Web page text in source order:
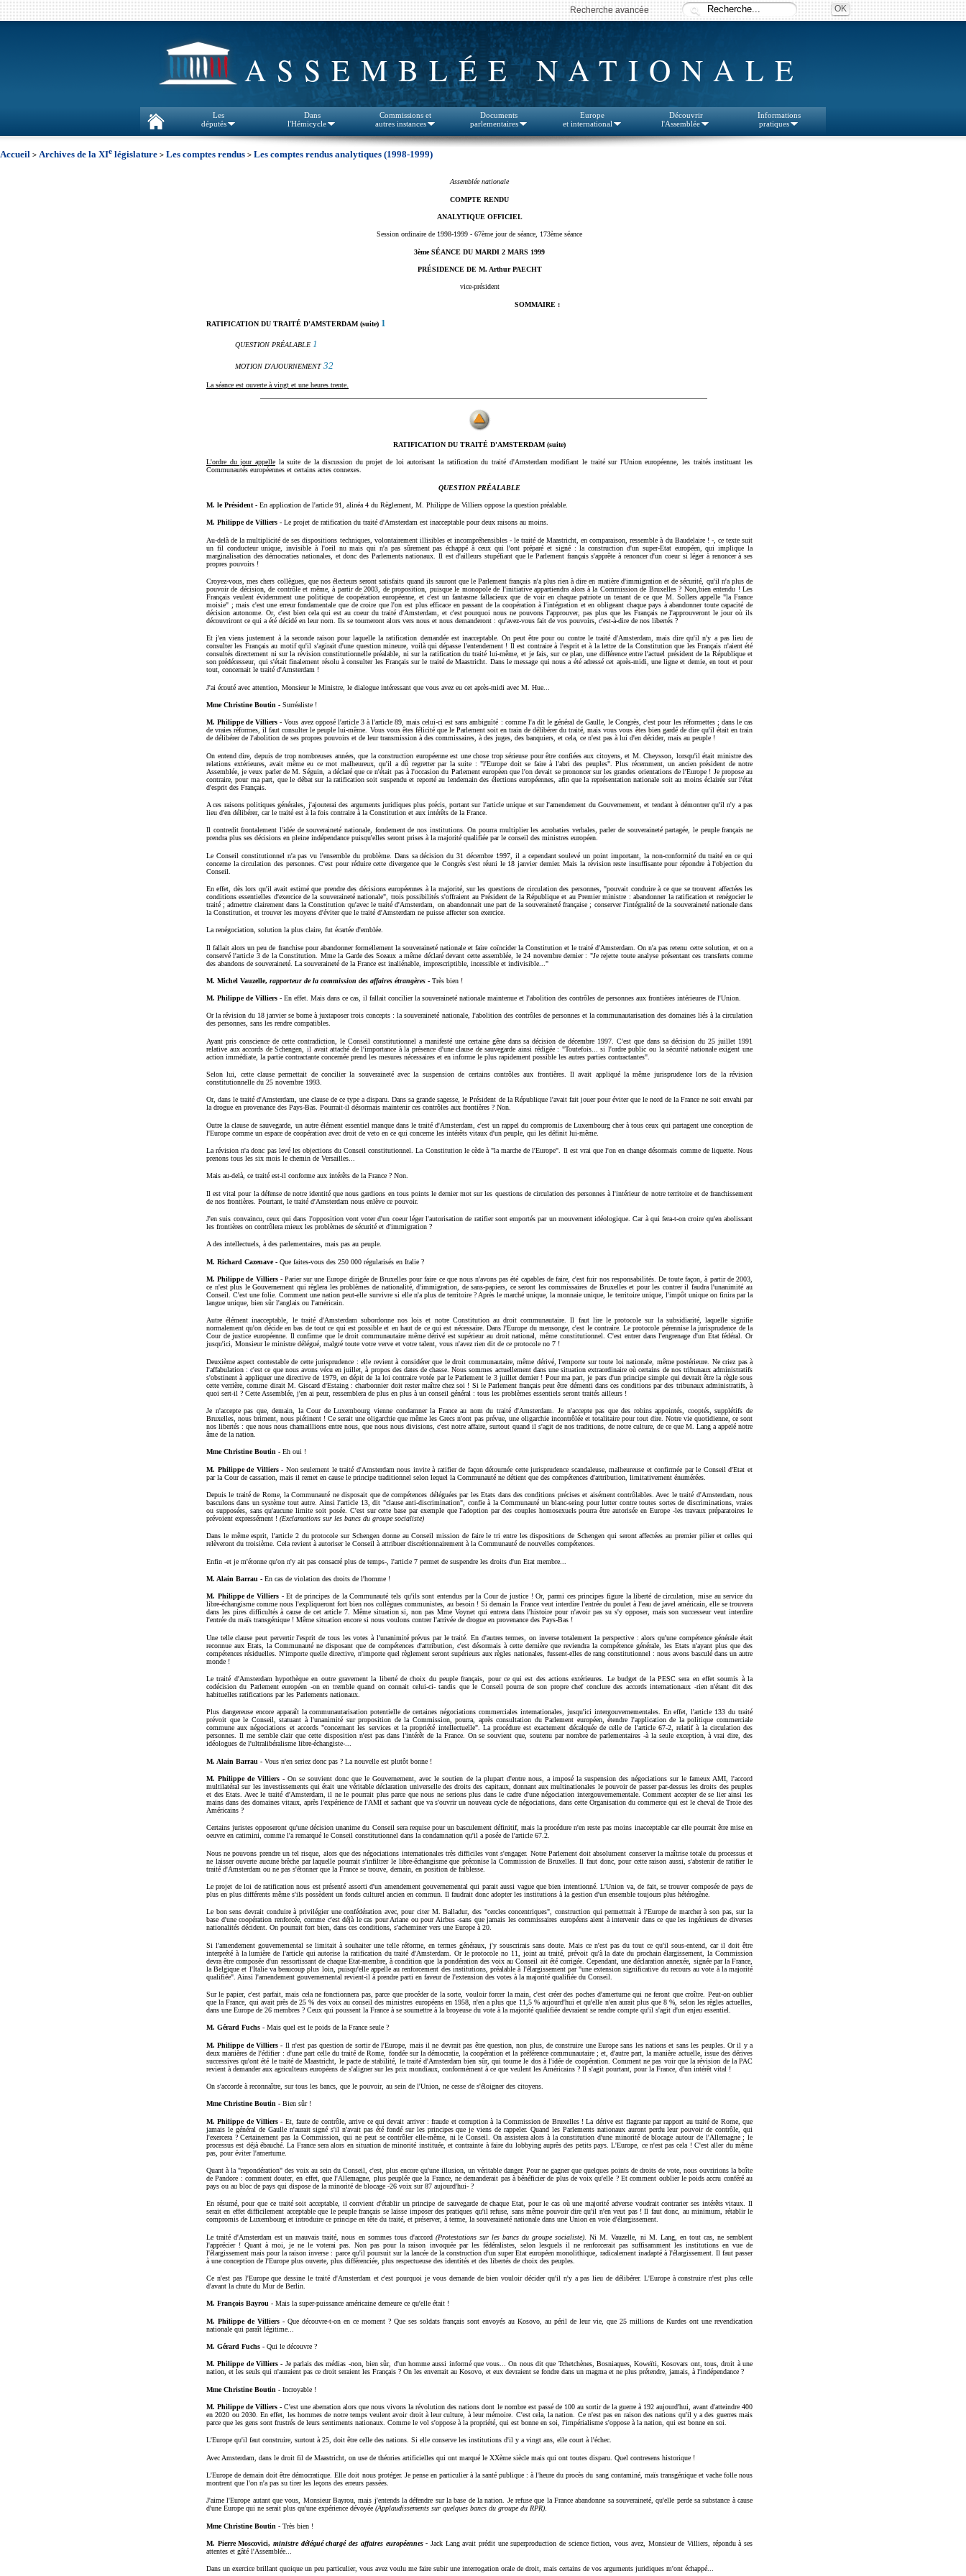
Recherche avancée
ASSEMBLÉE NATIONALE
Les
députés
Dans
l'Hémicycle
Commissions et
autres instances
Documents
parlementaires
Europe
et international
Découvrir
l'Assemblée
Informations
pratiques
Accueil > Archives de la XIe législature > Les comptes rendus > Les comptes rendus analytiques (1998-1999)
Assemblée nationale
COMPTE RENDU
ANALYTIQUE OFFICIEL
Session ordinaire de 1998-1999 - 67ème jour de séance, 173ème séance
3ème SÉANCE DU MARDI 2 MARS 1999
PRÉSIDENCE DE M. Arthur PAECHT
vice-président
SOMMAIRE :
RATIFICATION DU TRAITÉ D'AMSTERDAM (suite) 1
QUESTION PRÉALABLE 1
MOTION D'AJOURNEMENT 32
La séance est ouverte à vingt et une heures trente.
RATIFICATION DU TRAITÉ D'AMSTERDAM (suite)
L'ordre du jour appellela suite de la discussion du projet de loi autorisant la ratification du traité d'Amsterdam modifiant le traité sur l'Union européenne, les traités instituant les
Communautés européennes et certains actes connexes.
QUESTION PRÉALABLE
M. le Président - En application de l'article 91, alinéa 4 du Règlement, M. Philippe de Villiers oppose la question préalable.
M. Philippe de Villiers - Le projet de ratification du traité d'Amsterdam est inacceptable pour deux raisons au moins.
Au-delà de la multiplicité de ses dispositions techniques, volontairement illisibles et incompréhensibles - le traité de Maastricht, en comparaison, ressemble à du Baudelaire ! -, ce texte suit
un fil conducteur unique, invisible à l'oeil nu mais qui n'a pas sûrement pas échappé à ceux qui l'ont préparé et signé : la construction d'un super-Etat européen, qui implique la
marginalisation des démocraties nationales, et donc des Parlements nationaux. Il est d'ailleurs stupéfiant que le Parlement français s'apprête à renoncer d'un coeur si léger à renoncer à ses
propres pouvoirs !
Croyez-vous, mes chers collègues, que nos électeurs seront satisfaits quand ils sauront que le Parlement français n'a plus rien à dire en matière d'immigration et de sécurité, qu'il n'a plus de
pouvoir de décision, de contrôle et même, à partir de 2003, de proposition, puisque le monopole de l'initiative appartiendra alors à la Commission de Bruxelles ? Non,bien entendu ! Les
Français veulent évidemment une politique de coopération européenne, et c'est un fantasme fallacieux que de voir en chaque patriote un tenant de ce que M. Sollers appelle "la France
moisie" ; mais c'est une erreur fondamentale que de croire que l'on est plus efficace en passant de la coopération à l'intégration et en obligeant chaque pays à abandonner toute capacité de
décision autonome. Or, c'est bien cela qui est au coeur du traité d'Amsterdam, et c'est pourquoi nous ne pouvons l'approuver, pas plus que les Français ne l'approuveront le jour où ils
découvriront ce qui a été décidé en leur nom. Ils se tourneront alors vers nous et nous demanderont : qu'avez-vous fait de vos pouvoirs, c'est-à-dire de nos libertés ?
Et j'en viens justement à la seconde raison pour laquelle la ratification demandée est inacceptable. On peut être pour ou contre le traité d'Amsterdam, mais dire qu'il n'y a pas lieu de
consulter les Français au motif qu'il s'agirait d'une question mineure, voilà qui dépasse l'entendement ! Il est contraire à l'esprit et à la lettre de la Constitution que les Français n'aient été
consultés directement ni sur la révision constitutionnelle préalable, ni sur la ratification du traité lui-même, et je fais, sur ce plan, une différence entre l'actuel président de la République et
son prédécesseur, qui s'était finalement résolu à consulter les Français sur le traité de Maastricht. Dans le message qui nous a été adressé cet après-midi, une ligne et demie, en tout et pour
tout, concernait le traité d'Amsterdam !
J'ai écouté avec attention, Monsieur le Ministre, le dialogue intéressant que vous avez eu cet après-midi avec M. Hue...
Mme Christine Boutin - Surréaliste !
M. Philippe de Villiers - Vous avez opposé l'article 3 à l'article 89, mais celui-ci est sans ambiguïté : comme l'a dit le général de Gaulle, le Congrès, c'est pour les réformettes ; dans le cas
de vraies réformes, il faut consulter le peuple lui-même. Vous vous êtes félicité que le Parlement soit en train de délibérer du traité, mais vous vous êtes bien gardé de dire qu'il était en train
de délibérer de l'abolition de ses propres pouvoirs et de leur transmission à des commissaires, à des juges, des banquiers, et cela, ce n'est pas à lui d'en décider, mais au peuple !
On entend dire, depuis de trop nombreuses années, que la construction européenne est une chose trop sérieuse pour être confiées aux citoyens, et M. Cheysson, lorsqu'il était ministre des
relations extérieures, avait même eu ce mot malheureux, qu'il a dû regretter par la suite : "l'Europe doit se faire à l'abri des peuples". Plus récemment, un ancien président de notre
Assemblée, je veux parler de M. Séguin, a déclaré que ce n'était pas à l'occasion du Parlement européen que l'on devait se prononcer sur les grandes orientations de l'Europe ! Je propose au
contraire, pour ma part, que le débat sur la ratification soit suspendu et reporté au lendemain des élections européennes, afin que la représentation nationale soit au moins éclairée sur l'état
d'esprit des Français.
A ces raisons politiques générales, j'ajouterai des arguments juridiques plus précis, portant sur l'article unique et sur l'amendement du Gouvernement, et tendant à démontrer qu'il n'y a pas
lieu d'en délibérer, car le traité est à la fois contraire à la Constitution et aux intérêts de la France.
Il contredit frontalement l'idée de souveraineté nationale, fondement de nos institutions. On pourra multiplier les acrobaties verbales, parler de souveraineté partagée, le peuple français ne
prendra plus ses décisions en pleine indépendance puisqu'elles seront prises à la majorité qualifiée par le conseil des ministres européen.
Le Conseil constitutionnel n'a pas vu l'ensemble du problème. Dans sa décision du 31 décembre 1997, il a cependant soulevé un point important, la non-conformité du traité en ce qui
concerne la circulation des personnes. C'est pour réduire cette divergence que le Congrès s'est réuni le 18 janvier dernier. Mais la révision reste insuffisante pour répondre à l'objection du
Conseil.
En effet, dès lors qu'il avait estimé que prendre des décisions européennes à la majorité, sur les questions de circulation des personnes, "pouvait conduire à ce que se trouvent affectées les
conditions essentielles d'exercice de la souveraineté nationale", trois possibilités s'offraient au Président de la République et au Premier ministre : abandonner la ratification et renégocier le
traité ; admettre clairement dans la Constitution qu'avec le traité d'Amsterdam, on abandonnait une part de la souveraineté française ; conserver l'intégralité de la souveraineté nationale dans
la Constitution, et trouver les moyens d'éviter que le traité d'Amsterdam ne puisse affecter son exercice.
La renégociation, solution la plus claire, fut écartée d'emblée.
Il fallait alors un peu de franchise pour abandonner formellement la souveraineté nationale et faire coïncider la Constitution et le traité d'Amsterdam. On n'a pas retenu cette solution, et on a
conservé l'article 3 de la Constitution. Mme la Garde des Sceaux a même déclaré devant cette assemblée, le 24 novembre dernier : "Je rejette toute analyse présentant ces transferts comme
des abandons de souveraineté. La souveraineté de la France est inaliénable, imprescriptible, incessible et indivisible..."
M. Michel Vauzelle, rapporteur de la commission des affaires étrangères - Très bien !
M. Philippe de Villiers - En effet. Mais dans ce cas, il fallait concilier la souveraineté nationale maintenue et l'abolition des contrôles de personnes aux frontières intérieures de l'Union.
Or la révision du 18 janvier se borne à juxtaposer trois concepts : la souveraineté nationale, l'abolition des contrôles de personnes et la communautarisation des domaines liés à la circulation
des personnes, sans les rendre compatibles.
Ayant pris conscience de cette contradiction, le Conseil constitutionnel a manifesté une certaine gêne dans sa décision de décembre 1997. C'est que dans sa décision du 25 juillet 1991
relative aux accords de Schengen, il avait attaché de l'importance à la présence d'une clause de sauvegarde ainsi rédigée : "Toutefois... si l'ordre public ou la sécurité nationale exigent une
action immédiate, la partie contractante concernée prend les mesures nécessaires et en informe le plus rapidement possible les autres parties contractantes".
Selon lui, cette clause permettait de concilier la souveraineté avec la suspension de certains contrôles aux frontières. Il avait appliqué la même jurisprudence lors de la révision
constitutionnelle du 25 novembre 1993.
Or, dans le traité d'Amsterdam, une clause de ce type a disparu. Dans sa grande sagesse, le Président de la République l'avait fait jouer pour éviter que le nord de la France ne soit envahi par
la drogue en provenance des Pays-Bas. Pourrait-il désormais maintenir ces contrôles aux frontières ? Non.
Outre la clause de sauvegarde, un autre élément essentiel manque dans le traité d'Amsterdam, c'est un rappel du compromis de Luxembourg cher à tous ceux qui partagent une conception de
l'Europe comme un espace de coopération avec droit de veto en ce qui concerne les intérêts vitaux d'un peuple, qui les définit lui-même.
La révision n'a donc pas levé les objections du Conseil constitutionnel. La Constitution le cède à "la marche de l'Europe". Il est vrai que l'on en change désormais comme de liquette. Nous
prenons tous les six mois le chemin de Versailles...
Mais au-delà, ce traité est-il conforme aux intérêts de la France ? Non.
Il est vital pour la défense de notre identité que nous gardions en tous points le dernier mot sur les questions de circulation des personnes à l'intérieur de notre territoire et de franchissement
de nos frontières. Pourtant, le traité d'Amsterdam nous enlève ce pouvoir.
J'en suis convaincu, ceux qui dans l'opposition vont voter d'un coeur léger l'autorisation de ratifier sont emportés par un mouvement idéologique. Car à qui fera-t-on croire qu'en abolissant
les frontières on contrôlera mieux les problèmes de sécurité et d'immigration ?
A des intellectuels, à des parlementaires, mais pas au peuple.
M. Richard Cazenave - Que faites-vous des 250 000 régularisés en Italie ?
M. Philippe de Villiers - Parier sur une Europe dirigée de Bruxelles pour faire ce que nous n'avons pas été capables de faire, c'est fuir nos responsabilités. De toute façon, à partir de 2003,
ce n'est plus le Gouvernement qui règlera les problèmes de nationalité, d'immigration, de sans-papiers, ce seront les commissaires de Bruxelles et pour les contrer il faudra l'unanimité au
Conseil. C'est une folie. Comment une nation peut-elle survivre si elle n'a plus de territoire ? Après le marché unique, la monnaie unique, le territoire unique, l'impôt unique on finira par la
langue unique, bien sûr l'anglais ou l'américain.
Autre élément inacceptable, le traité d'Amsterdam subordonne nos lois et notre Constitution au droit communautaire. Il faut lire le protocole sur la subsidiarité, laquelle signifie
normalement qu'on décide en bas de tout ce qui est possible et en haut de ce qui est nécessaire. Dans l'Europe du mensonge, c'est le contraire. Le protocole pérennise la jurisprudence de la
Cour de justice européenne. Il confirme que le droit communautaire même dérivé est supérieur au droit national, même constitutionnel. C'est entrer dans l'engrenage d'un Etat fédéral. Or
jusqu'ici, Monsieur le ministre délégué, malgré toute votre verve et votre talent, vous n'avez rien dit de ce protocole no 7 !
Deuxième aspect contestable de cette jurisprudence : elle revient à considérer que le droit communautaire, même dérivé, l'emporte sur toute loi nationale, même postérieure. Ne criez pas à
l'affabulation : c'est ce que nous avons vécu en juillet, à propos des dates de chasse. Nous sommes actuellement dans une situation extraordinaire où certains de nos tribunaux administratifs
s'obstinent à appliquer une directive de 1979, en dépit de la loi contraire votée par le Parlement le 3 juillet dernier ! Pour ma part, je pars d'un principe simple qui devrait être la règle sous
cette verrière, comme dirait M. Giscard d'Estaing : charbonnier doit rester maître chez soi ! Si le Parlement français peut être démenti dans ces conditions par des tribunaux administratifs, à
quoi sert-il ? Cette Assemblée, j'en ai peur, ressemblera de plus en plus à un conseil général : tous les problèmes essentiels seront traités ailleurs !
Je n'accepte pas que, demain, la Cour de Luxembourg vienne condamner la France au nom du traité d'Amsterdam. Je n'accepte pas que des robins appointés, cooptés, supplétifs de
Bruxelles, nous briment, nous piétinent ! Ce serait une oligarchie que même les Grecs n'ont pas prévue, une oligarchie incontrôlée et totalitaire pour tout dire. Notre vie quotidienne, ce sont
nos libertés : que nous nous chamaillions entre nous, que nous nous divisions, c'est notre affaire, surtout quand il s'agit de nos traditions, de notre culture, de ce que M. Lang a appelé notre
âme de la nation.
Mme Christine Boutin - Eh oui !
M. Philippe de Villiers - Non seulement le traité d'Amsterdam nous invite à ratifier de façon détournée cette jurisprudence scandaleuse, malheureuse et confirmée par le Conseil d'Etat et
par la Cour de cassation, mais il remet en cause le principe traditionnel selon lequel la Communauté ne détient que des compétences d'attribution, limitativement énumérées.
Depuis le traité de Rome, la Communauté ne disposait que de compétences déléguées par les Etats dans des conditions précises et aisément contrôlables. Avec le traité d'Amsterdam, nous
basculons dans un système tout autre. Ainsi l'article 13, dit "clause anti-discrimination", confie à la Communauté un blanc-seing pour lutter contre toutes sortes de discriminations, vraies
ou supposées, sans qu'aucune limite soit posée. C'est sur cette base par exemple que l'adoption par des couples homosexuels pourra être autorisée en Europe -les travaux préparatoires le
prévoient expressément ! (Exclamations sur les bancs du groupe socialiste)
Dans le même esprit, l'article 2 du protocole sur Schengen donne au Conseil mission de faire le tri entre les dispositions de Schengen qui seront affectées au premier pilier et celles qui
relèveront du troisième. Cela revient à autoriser le Conseil à attribuer discrétionnairement à la Communauté de nouvelles compétences.
Enfin -et je m'étonne qu'on n'y ait pas consacré plus de temps-, l'article 7 permet de suspendre les droits d'un Etat membre...
M. Alain Barrau - En cas de violation des droits de l'homme !
M. Philippe de Villiers -Et de principes de la Communauté tels qu'ils sont entendus par la Cour de justice ! Or, parmi ces principes figure la liberté de circulation, mise au service du
libre-échangisme comme nous l'expliqueront fort bien nos collègues communistes, au besoin ! Si demain la France veut interdire l'entrée du poulet à l'eau de javel américain, elle se trouvera
dans les pires difficultés à cause de cet article 7. Même situation si, non pas Mme Voynet qui entrera dans l'histoire pour n'avoir pas su s'y opposer, mais son successeur veut interdire
l'entrée du maïs transgénique ! Même situation encore si nous voulons contrer l'arrivée de drogue en provenance des Pays-Bas !
Une telle clause peut pervertir l'esprit de tous les votes à l'unanimité prévus par le traité. En d'autres termes, on inverse totalement la perspective : alors qu'une compétence générale était
reconnue aux Etats, la Communauté ne disposant que de compétences d'attribution, c'est désormais à cette dernière que reviendra la compétence générale, les Etats n'ayant plus que des
compétences résiduelles. N'importe quelle directive, n'importe quel règlement seront supérieurs aux règles nationales, fussent-elles de rang constitutionnel : nous avons basculé dans un autre
monde !
Le traité d'Amsterdam hypothèque en outre gravement la liberté de choix du peuple français, pour ce qui est des actions extérieures. Le budget de la PESC sera en effet soumis à la
codécision du Parlement européen -on en tremble quand on connait celui-ci- tandis que le Conseil pourra de son propre chef conclure des accords internationaux -rien n'étant dit des
habituelles ratifications par les Parlements nationaux.
Plus dangereuse encore apparaît la communautarisation potentielle de certaines négociations commerciales internationales, jusqu'ici intergouvernementales. En effet, l'article 133 du traité
prévoit que le Conseil, statuant à l'unanimité sur proposition de la Commission, pourra, après consultation du Parlement européen, étendre l'application de la politique commerciale
commune aux négociations et accords "concernant les services et la propriété intellectuelle". La procédure est exactement décalquée de celle de l'article 67-2, relatif à la circulation des
personnes. Il me semble clair que cette disposition n'est pas dans l'intérêt de la France. On se souvient que, soutenu par nombre de parlementaires -à la seule exception, à vrai dire, des
idéologues de l'ultralibéralisme libre-échangiste-...
M. Alain Barrau - Vous n'en seriez donc pas ? La nouvelle est plutôt bonne !
M. Philippe de Villiers -On se souvient donc que le Gouvernement, avec le soutien de la plupart d'entre nous, a imposé la suspension des négociations sur le fameux AMI, l'accord
multilatéral sur les investissements qui était une véritable déclaration universelle des droits des capitaux, donnant aux multinationales le pouvoir de passer par-dessus les droits des peuples
et des Etats. Avec le traité d'Amsterdam, il ne le pourrait plus parce que nous ne serions plus dans le cadre d'une négociation intergouvernementale. Comment accepter de se lier ainsi les
mains dans des domaines vitaux, après l'expérience de l'AMI et sachant que va s'ouvrir un nouveau cycle de négociations, dans cette Organisation du commerce qui est le cheval de Troie des
Américains ?
Certains juristes opposeront qu'une décision unanime du Conseil sera requise pour un basculement définitif, mais la procédure n'en reste pas moins inacceptable car elle pourrait être mise en
oeuvre en catimini, comme l'a remarqué le Conseil constitutionnel dans la condamnation qu'il a posée de l'article 67.2.
Nous ne pouvons prendre un tel risque, alors que des négociations internationales très difficiles vont s'engager. Notre Parlement doit absolument conserver la maîtrise totale du processus et
ne laisser ouverte aucune brèche par laquelle pourrait s'infiltrer le libre-échangisme que préconise la Commission de Bruxelles. Il faut donc, pour cette raison aussi, s'abstenir de ratifier le
traité d'Amsterdam ou ne pas s'étonner que la France se trouve, demain, en position de faiblesse.
Le projet de loi de ratification nous est présenté assorti d'un amendement gouvernemental qui parait aussi vague que bien intentionné. L'Union va, de fait, se trouver composée de pays de
plus en plus différents même s'ils possèdent un fonds culturel ancien en commun. Il faudrait donc adopter les institutions à la gestion d'un ensemble toujours plus hétérogène.
Le bon sens devrait conduire à privilégier une confédération avec, pour citer M. Balladur, des "cercles concentriques", construction qui permettrait à l'Europe de marcher à son pas, sur la
base d'une coopération renforcée, comme c'est déjà le cas pour Ariane ou pour Airbus -sans que jamais les commissaires européens aient à intervenir dans ce que les ingénieurs de diverses
nationalités décident. On pourrait fort bien, dans ces conditions, s'acheminer vers une Europe à 20.
Si l'amendement gouvernemental se limitait à souhaiter une telle réforme, en termes généraux, j'y souscrirais sans doute. Mais ce n'est pas du tout ce qu'il sous-entend, car il doit être
interprété à la lumière de l'article qui autorise la ratification du traité d'Amsterdam. Or le protocole no 11, joint au traité, prévoit qu'à la date du prochain élargissement, la Commission
devra être composée d'un ressortissant de chaque Etat-membre, à condition que la pondération des voix au Conseil ait été corrigée. Cependant, une déclaration annexée, signée par la France,
la Belgique et l'Italie va beaucoup plus loin, puisqu'elle appelle au renforcement des institutions, préalable à l'élargissement par "une extension significative du recours au vote à la majorité
qualifiée". Ainsi l'amendement gouvernemental revient-il à prendre parti en faveur de l'extension des votes à la majorité qualifiée du Conseil.
Sur le papier, c'est parfait, mais cela ne fonctionnera pas, parce que procéder de la sorte, vouloir forcer la main, c'est créer des poches d'amertume qui ne feront que croître. Peut-on oublier
que la France, qui avait près de 25 % des voix au conseil des ministres européens en 1958, n'en a plus que 11,5 % aujourd'hui et qu'elle n'en aurait plus que 8 %, selon les règles actuelles,
dans une Europe de 26 membres ? Ceux qui poussent la France à se soumettre à la broyeuse du vote à la majorité qualifiée devraient se rendre compte qu'il s'agit d'un enjeu essentiel.
M. Gérard Fuchs - Mais quel est le poids de la France seule ?
M. Philippe de Villiers - Il n'est pas question de sortir de l'Europe, mais il ne devrait pas être question, non plus, de construire une Europe sans les nations et sans les peuples. Or il y a
deux manières de l'édifier : d'une part celle du traité de Rome, fondée sur la démocratie, la coopération et la préférence communautaire ; et, d'autre part, la manière actuelle, issue des dérives
successives qu'ont été le traité de Maastricht, le pacte de stabilité, le traité d'Amsterdam bien sûr, qui tourne le dos à l'idée de coopération. Comment ne pas voir que la révision de la PAC
revient à demander aux agriculteurs européens de s'aligner sur les prix mondiaux, conformément à ce que veulent les Américains ? Il s'agit pourtant, pour la France, d'un intérêt vital !
On s'accorde à reconnaître, sur tous les bancs, que le pouvoir, au sein de l'Union, ne cesse de s'éloigner des citoyens.
Mme Christine Boutin - Bien sûr !
M. Philippe de Villiers - Et, faute de contrôle, arrive ce qui devait arriver : fraude et corruption à la Commission de Bruxelles ! La dérive est flagrante par rapport au traité de Rome, que
jamais le général de Gaulle n'aurait signé s'il n'avait pas été fondé sur les principes que je viens de rappeler. Quand les Parlements nationaux auront perdu leur pouvoir de contrôle, qui
l'exercera ? Certainement pas la Commission, qui ne peut se contrôler elle-même, ni le Conseil. On assistera alors à la constitution d'une minorité de blocage autour de l'Allemagne ; le
processus est déjà ébauché. La France sera alors en situation de minorité instituée, et contrainte à faire du lobbying auprès des petits pays. L'Europe, ce n'est pas cela ! C'est aller du même
pas, pour éviter l'amertume.
Quant à la "repondération" des voix au sein du Conseil, c'est, plus encore qu'une illusion, un véritable danger. Pour ne gagner que quelques points de droits de vote, nous ouvririons la boîte
de Pandore : comment douter, en effet, que l'Allemagne, plus peuplée que la France, ne demanderait pas à bénéficier de plus de voix qu'elle ? Et comment oublier le poids accru conféré au
pays ou au bloc de pays qui dispose de la minorité de blocage -26 voix sur 87 aujourd'hui- ?
En résumé, pour que ce traité soit acceptable, il convient d'établir un principe de sauvegarde de chaque Etat, pour le cas où une majorité adverse voudrait contrarier ses intérêts vitaux. Il
serait en effet difficilement acceptable que le peuple français se laisse imposer des pratiques qu'il refuse, sans même pouvoir dire qu'il n'en veut pas ! Il faut donc, au minimum, rétablir le
compromis de Luxembourg et introduire ce principe en tête du traité, et préserver, à terme, la souveraineté nationale dans une Union en voie d'élargissement.
Le traité d'Amsterdam est un mauvais traité, nous en sommes tous d'accord (Protestations sur les bancs du groupe socialiste) . Ni M. Vauzelle, ni M. Lang, en tout cas, ne semblent
l'apprécier ! Quant à moi, je ne le voterai pas. Non pas pour la raison invoquée par les fédéralistes, selon lesquels il ne renforcerait pas suffisamment les institutions en vue de
l'élargissement mais pour la raison inverse : parce qu'il poursuit sur la lancée de la construction d'un super Etat européen monolithique, radicalement inadapté à l'élargissement. Il faut passer
à une conception de l'Europe plus ouverte, plus différenciée, plus respectueuse des identités et des libertés de choix des peuples.
Ce n'est pas l'Europe que dessine le traité d'Amsterdam et c'est pourquoi je vous demande de bien vouloir décider qu'il n'y a pas lieu de délibérer. L'Europe à construire n'est plus celle
d'avant la chute du Mur de Berlin.
M. François Bayrou - Mais la super-puissance américaine demeure ce qu'elle était !
M. Philippe de Villiers - Que découvre-t-on en ce moment ? Que ses soldats français sont envoyés au Kosovo, au péril de leur vie, que 25 millions de Kurdes ont une revendication
nationale qui paraît légitime...
M. Gérard Fuchs - Qui le découvre ?
M. Philippe de Villiers - Je parlais des médias -non, bien sûr, d'un homme aussi informé que vous... On nous dit que Tchetchènes, Bosniaques, Koweïti, Kosovars ont, tous, droit à une
nation, et les seuls qui n'auraient pas ce droit seraient les Français ? On les enverrait au Kosovo, et eux devraient se fondre dans un magma et ne plus prétendre, jamais, à l'indépendance ?
Mme Christine Boutin - Incroyable !
M. Philippe de Villiers -C'est une aberration alors que nous vivons la révolution des nations dont le nombre est passé de 100 au sortir de la guerre à 192 aujourd'hui, avant d'atteindre 400
en 2020 ou 2030. En effet, les hommes de notre temps veulent avoir droit à leur culture, à leur mémoire. C'est cela, la nation. Ce n'est pas en raison des nations qu'il y a des guerres mais
parce que les gens sont frustrés de leurs sentiments nationaux. Comme le vol s'oppose à la propriété, qui est bonne en soi, l'impérialisme s'oppose à la nation, qui est bonne en soi.
L'Europe qu'il faut construire, surtout à 25, doit être celle des nations. Si elle conserve les institutions d'il y a vingt ans, elle court à l'échec.
Avec Amsterdam, dans le droit fil de Maastricht, on use de théories artificielles qui ont marqué le XXème siècle mais qui ont toutes disparu. Quel contresens historique !
L'Europe de demain doit être démocratique. Elle doit nous protéger. Je pense en particulier à la santé publique : à l'heure du procès du sang contaminé, maïs transgénique et vache folle nous
montrent que l'on n'a pas su tirer les leçons des erreurs passées.
J'aime l'Europe autant que vous, Monsieur Bayrou, mais j'entends la défendre sur la base de la nation. Je refuse que la France abandonne sa souveraineté, qu'elle perde sa substance à cause
d'une Europe qui ne serait plus qu'une expérience dévoyée (Applaudissements sur quelques bancs du groupe du RPR).
Mme Christine Boutin - Très bien !
M. Pierre Moscovici,ministre délégué chargé des affaires européennes - Jack Lang avait prédit une superproduction de science fiction, vous avez, Monsieur de Villiers, répondu à ses
attentes et gâté l'Assemblée...
Dans un exercice brillant quoique un peu particulier, vous avez voulu me faire subir une interrogation orale de droit, mais certains de vos arguments juridiques m'ont échappé...